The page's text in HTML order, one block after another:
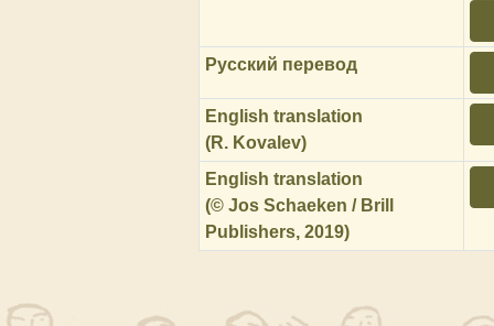
Русский перевод
English translation
(R. Kovalev)
English translation
(© Jos Schaeken / Brill
Publishers, 2019)